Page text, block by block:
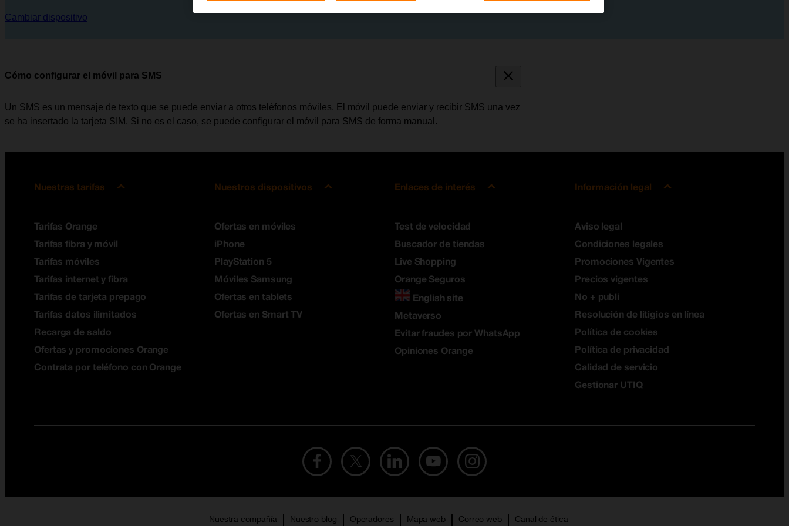
Cambiar dispositivo
Cómo configurar el móvil para SMS
Un SMS es un mensaje de texto que se puede enviar a otros teléfonos móviles. El móvil puede enviar y recibir SMS una vez
se ha insertado la tarjeta SIM. Si no es el caso, se puede configurar el móvil para SMS de forma manual.
Nuestras tarifas
Tarifas Orange
Tarifas fibra y móvil
Tarifas móviles
Tarifas internet y fibra
Tarifas de tarjeta prepago
Tarifas datos ilimitados
Recarga de saldo
Ofertas y promociones Orange
Contrata por teléfono con Orange
Nuestros dispositivos
Ofertas en móviles
iPhone
PlayStation 5
Móviles Samsung
Ofertas en tablets
Ofertas en Smart TV
Enlaces de interés
Test de velocidad
Buscador de tiendas
Live Shopping
Orange Seguros
English site
Metaverso
Evitar fraudes por WhatsApp
Opiniones Orange
Información legal
Aviso legal
Condiciones legales
Promociones Vigentes
Precios vigentes
No + publi
Resolución de litigios en línea
Política de cookies
Política de privacidad
Calidad de servicio
Gestionar UTIQ
Nuestra compañía Nuestro blog Operadores Mapa web Correo web Canal de ética